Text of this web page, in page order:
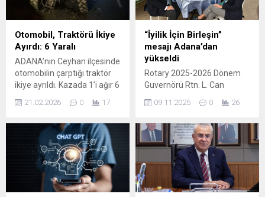
vakit kaybetmeden
harekete geçti. Anne Huriye
ÇAVA’nın “8 çocuğumla
birlikte geçimimizi engelli
maaşıyla sağlıyorum,
babaları da terk etti”
şeklindeki feryadı
karşısında, AK Parti Adana İl
Başkanlığı...
tamamlamıştı. Ancak görev
değişikliği nedeniyle
kararname belirlenen
tarihte yayınlanamadı.
BAKAN TUNÇ “KARARNAME
KISA SÜREDE YAYINLANSIN”
Adalet Bakanı Yılmaz Tunç
başkanlığında...
Otomobil, Traktörü İkiye
Ayırdı: 6 Yaralı
ADANA’nın Ceyhan ilçesinde
otomobilin çarptığı traktör
ikiye ayrıldı. Kazada 1’i ağır 6
saatlerinde Yumurtalık
İddiaya göre, Narlık
istikametinden ilçe
merkezine doğru seyreden
Selçuk T. yönetimindeki 13
EC 768 plakalı traktöre, aynı
yönde ilerleyen Bekir T.
21.02.2026 0 17
“İyilik İçin Birleşin”
mesajı Adana’dan
yükseldi
Rotary 2025-2026 Dönem
Guvernörü Rtn. L. Can
Çığırcan, Adana programı
Gazeteciler Cemiyeti’ni
ziyaret etti. Guvernör Can
Çığırcan’a ziyarette Adana
Anatolia Rotary Kulübü
Başkanı Tanır Emre
Üzelgeçici eşlik etti. Ziyaret
09.11.2025 0 26